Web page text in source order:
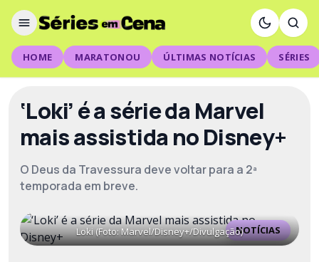
HOME MARATONOU ÚLTIMAS NOTÍCIAS SÉRIES
‘Loki’ é a série da Marvel
mais assistida no Disney+
O Deus da Travessura deve voltar para a 2ª
temporada em breve.
NOTÍCIAS
Loki (Foto: Marvel/Disney+/Divulgação)